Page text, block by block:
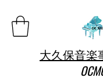
大久保音